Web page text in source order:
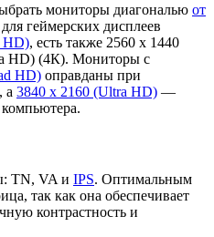
мониторы диагональю от
геймерских дисплеев
HD), есть также 2560 х 1440
HD) (4К). Мониторы с
HD) оправданы при
а 3840 х 2160 (Ultra HD) —
TN, VA и IPS. Оптимальным
так как она обеспечивает
контрастность и